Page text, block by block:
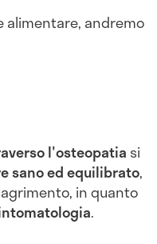
alimentare, andremo
l'osteopatia si
sano ed equilibrato,
in quanto
.